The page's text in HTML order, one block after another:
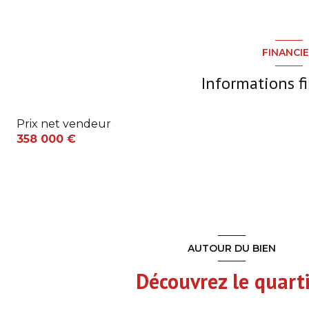
Garage à velo
pièce à vivre
Informations
Prix net vendeur
358 000 €
AUTOUR DU BIEN
Découvrez le